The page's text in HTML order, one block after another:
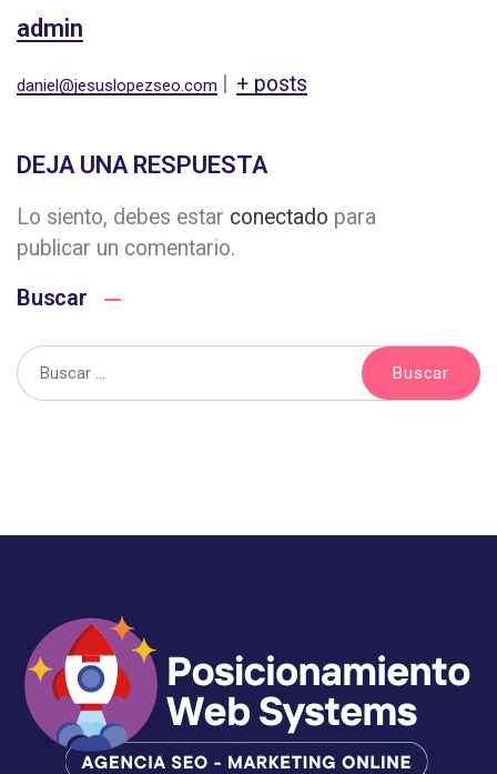
admin
daniel@jesuslopezseo.com + posts
DEJA UNA RESPUESTA
Lo siento, debes estar conectado para
publicar un comentario.
Buscar